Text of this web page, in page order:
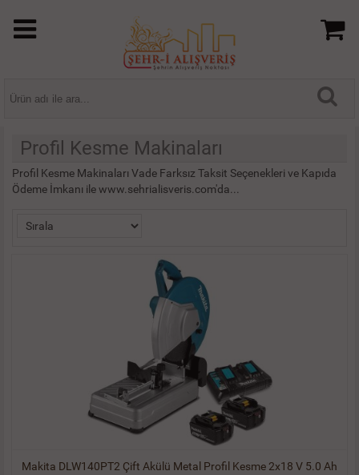
Profil Kesme Makinaları
Profil Kesme Makinaları Vade Farksız Taksit Seçenekleri ve Kapıda
Ödeme İmkanı ile www.sehrialisveris.com'da...
Makita DLW140PT2 Çift Akülü Metal Profil Kesme 2x18 V 5.0 Ah